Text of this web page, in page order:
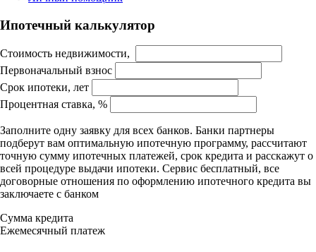
Ипотечный калькулятор
Стоимость недвижимости,
Первоначальный взнос
Срок ипотеки, лет
Процентная ставка, %
Заполните одну заявку для всех банков. Банки партнеры
подберут вам оптимальную ипотечную программу, рассчитают
точную сумму ипотечных платежей, срок кредита и расскажут о
всей процедуре выдачи ипотеки. Сервис бесплатный, все
договорные отношения по оформлению ипотечного кредита вы
заключаете с банком
Сумма кредита
Ежемесячный платеж